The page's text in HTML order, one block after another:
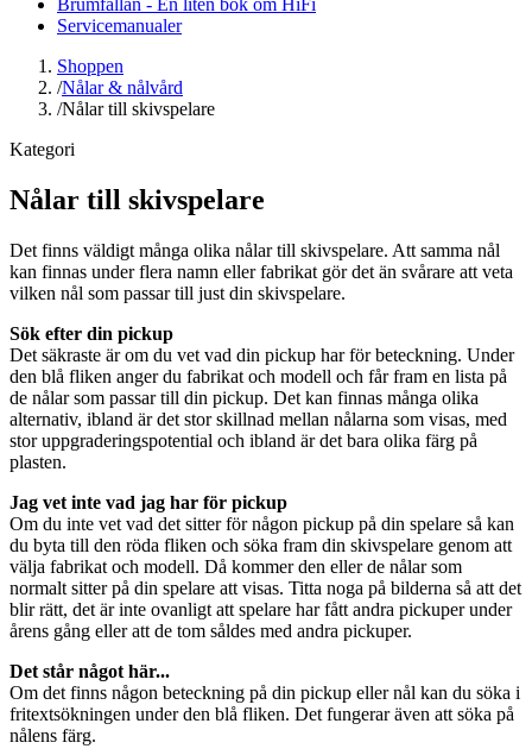
Servicemanualer
Shoppen
/Nålar & nålvård
/Nålar till skivspelare
Kategori
Nålar till skivspelare
Det finns väldigt många olika nålar till skivspelare. Att samma nål
kan finnas under flera namn eller fabrikat gör det än svårare att veta
vilken nål som passar till just din skivspelare.
Sök efter din pickup
Det säkraste är om du vet vad din pickup har för beteckning. Under
den blå fliken anger du fabrikat och modell och får fram en lista på
de nålar som passar till din pickup. Det kan finnas många olika
alternativ, ibland är det stor skillnad mellan nålarna som visas, med
stor uppgraderingspotential och ibland är det bara olika färg på
plasten.
Jag vet inte vad jag har för pickup
Om du inte vet vad det sitter för någon pickup på din spelare så kan
du byta till den röda fliken och söka fram din skivspelare genom att
välja fabrikat och modell. Då kommer den eller de nålar som
normalt sitter på din spelare att visas. Titta noga på bilderna så att det
blir rätt, det är inte ovanligt att spelare har fått andra pickuper under
årens gång eller att de tom såldes med andra pickuper.
Det står något här...
Om det finns någon beteckning på din pickup eller nål kan du söka i
fritextsökningen under den blå fliken. Det fungerar även att söka på
nålens färg.